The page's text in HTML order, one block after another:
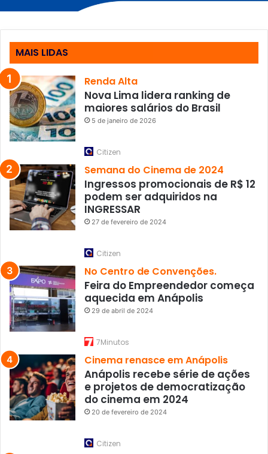
MAIS LIDAS
Renda Alta
Nova Lima lidera ranking de
maiores salários do Brasil
5 de janeiro de 2026
Citizen
Semana do Cinema de 2024
Ingressos promocionais de R$ 12
podem ser adquiridos na
INGRESSAR
27 de fevereiro de 2024
Citizen
No Centro de Convenções.
Feira do Empreendedor começa
aquecida em Anápolis
29 de abril de 2024
7Minutos
Cinema renasce em Anápolis
Anápolis recebe série de ações
e projetos de democratização
do cinema em 2024
20 de fevereiro de 2024
Citizen